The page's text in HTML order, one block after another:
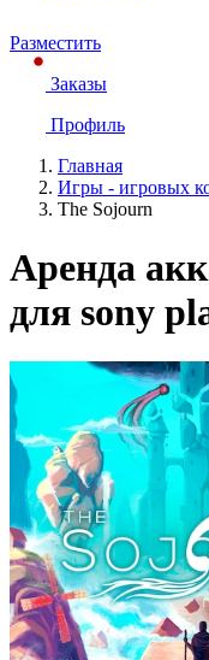
Разместить
Заказы
Профиль
Главная
Игры - игровых
The Sojourn
Аренда
для sony